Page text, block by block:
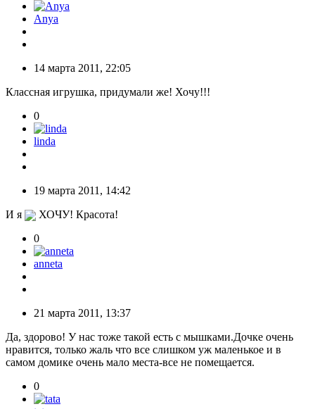
Anya
14 марта 2011, 22:05
Классная игрушка, придумали же! Хочу!!!
0
linda
19 марта 2011, 14:42
И я
ХОЧУ! Красота!
0
anneta
21 марта 2011, 13:37
Да, здорово! У нас тоже такой есть с мышками.Дочке очень
нравится, только жаль что все слишком уж маленькое и в
самом домике очень мало места-все не помещается.
0